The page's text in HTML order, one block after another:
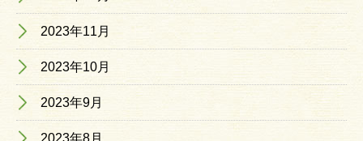
2023年11月
2023年10月
2023年9月
2023年8月